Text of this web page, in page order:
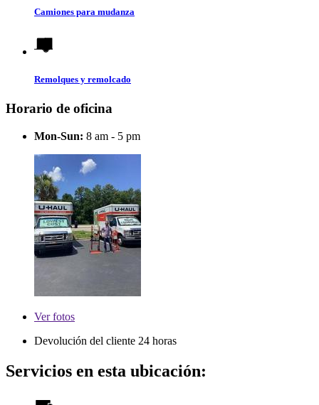
Camiones para mudanza
Remolques y remolcado
Horario de oficina
Mon-Sun: 8 am - 5 pm
Verfotos
Devolución del cliente 24 horas
Servicios en esta ubicación: